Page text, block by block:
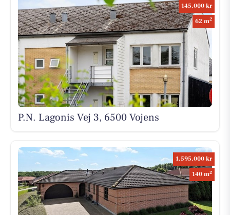
145.000 kr
62 m2
P.N. Lagonis Vej 3, 6500 Vojens
1.595.000 kr
140 m2